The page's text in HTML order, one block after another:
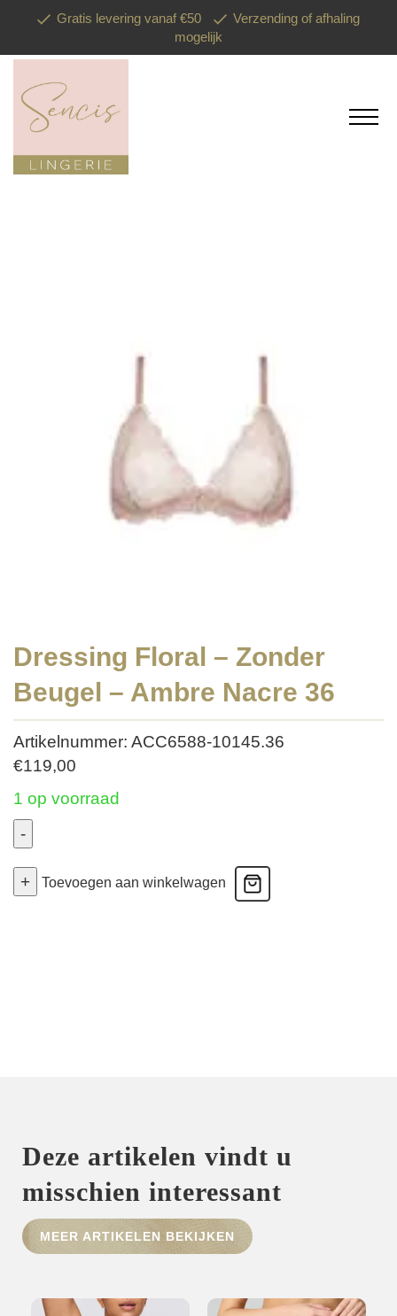
Gratis levering vanaf €50
Verzending of afhaling
mogelijk
HOME
SHOP
Dressing Floral – Zonder
Beugel – Ambre Nacre 36
Artikelnummer: ACC6588-10145.36
€119,00
1 op voorraad
-
Floral
+ Toevoegen aan winkelwagen
Deze artikelen vindt u
misschien interessant
MEER ARTIKELEN BEKIJKEN